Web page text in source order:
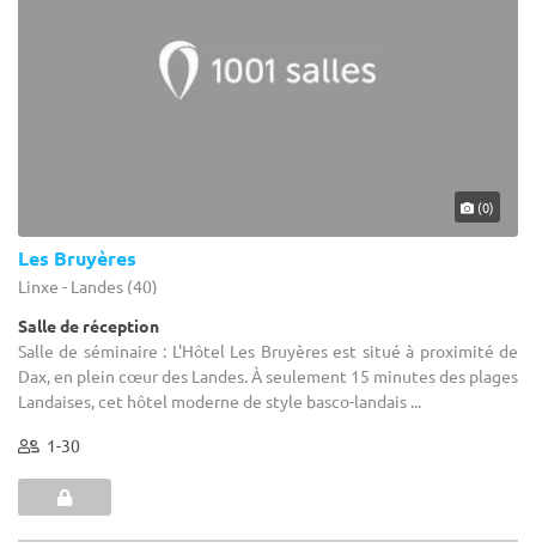
(0)
Les Bruyères
Linxe - Landes (40)
Salle de réception
Salle de séminaire : L'Hôtel Les Bruyères est situé à proximité de
Dax, en plein cœur des Landes. À seulement 15 minutes des plages
Landaises, cet hôtel moderne de style basco-landais ...
1-30